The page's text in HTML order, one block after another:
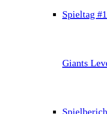
Spieltag
Giants